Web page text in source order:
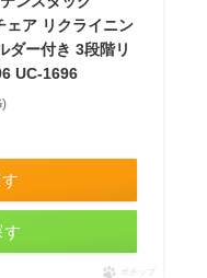
ェア リクライニン
ダー付き 3段階リ
UC-1696
す
ポチップ